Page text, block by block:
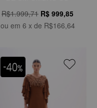
R$1.999,71 R$ 999,85
ou em 6 x de R$166,64